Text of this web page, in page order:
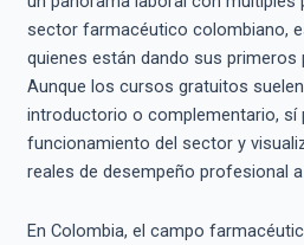
sector farmacéutico colombiano,
quienes están dando sus primeros
Aunque los cursos gratuitos
introductorio o complementario, sí
funcionamiento del sector y
reales de desempeño profesional
En Colombia, el campo